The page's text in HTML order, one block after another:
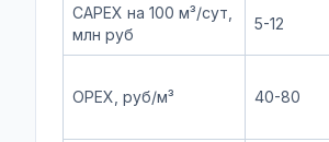
CAPEX на 100 м³/сут,
млн руб
5-12
OPEX, руб/м³ 40-80